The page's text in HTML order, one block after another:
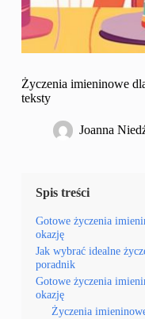
Życzenia imieninowe
teksty
Joanna
Spis treści
Gotowe życzenia
okazję
Jak wybrać idealne
poradnik
Gotowe życzenia
okazję
Życzenia